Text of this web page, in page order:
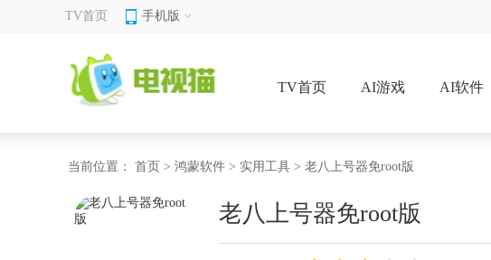
TV首页 手机版
TV首页 AI游戏 AI软件
当前位置： 首页 > 鸿蒙软件 > 实用工具 > 老八上号器免root版
老八上号器免root版